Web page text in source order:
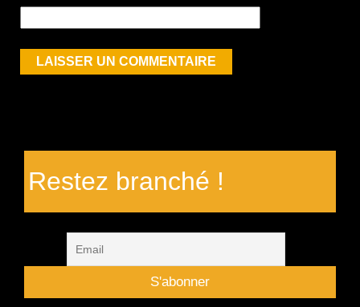
Restez branché !